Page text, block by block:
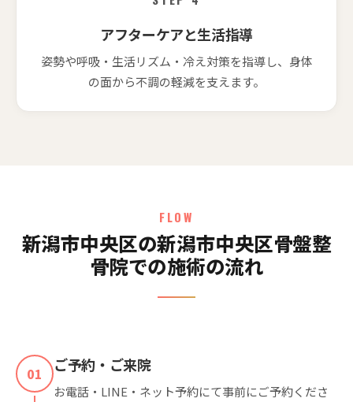
アフターケアと生活指導
姿勢や呼吸・生活リズム・冷え対策を指導し、身体
の面から不調の軽減を支えます。
FLOW
新潟市中央区の新潟市中央区骨盤整
骨院での施術の流れ
01 ご予約・ご来院
お電話・LINE・ネット予約にて事前にご予約くださ